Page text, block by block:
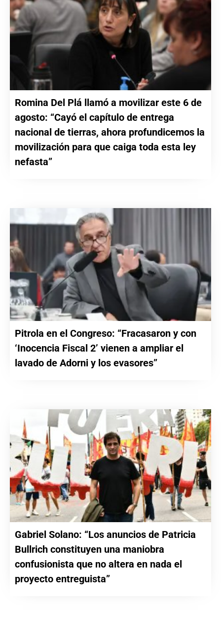
Romina Del Plá llamó a movilizar este 6 de
agosto: “Cayó el capítulo de entrega
nacional de tierras, ahora profundicemos la
movilización para que caiga toda esta ley
nefasta”
Pitrola en el Congreso: “Fracasaron y con
‘Inocencia Fiscal 2’ vienen a ampliar el
lavado de Adorni y los evasores”
Gabriel Solano: “Los anuncios de Patricia
Bullrich constituyen una maniobra
confusionista que no altera en nada el
proyecto entreguista”